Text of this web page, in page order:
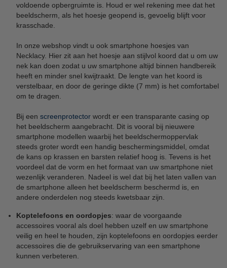
voldoende opbergruimte is. Houd er wel rekening mee dat het
beeldscherm, als het hoesje geopend is, gevoelig blijft voor
krasschade.
In onze webshop vindt u ook smartphone hoesjes van
Necklacy. Hier zit aan het hoesje aan stijlvol koord dat u om uw
nek kan doen zodat u uw smartphone altijd binnen handbereik
heeft en minder snel kwijtraakt. De lengte van het koord is
verstelbaar, en door de geringe dikte (7 mm) is het comfortabel
om te dragen.
Bij een screenprotector wordt er een transparante casing op
het beeldscherm aangebracht. Dit is vooral bij nieuwere
smartphone modellen waarbij het beeldschermoppervlak
steeds groter wordt een handig beschermingsmiddel, omdat
de kans op krassen en barsten relatief hoog is. Tevens is het
voordeel dat de vorm en het formaat van uw smartphone niet
wezenlijk veranderen. Nadeel is wel dat bij het laten vallen van
de smartphone alleen het beeldscherm beschermd is, en
andere onderdelen nog steeds kwetsbaar zijn.
Koptelefoons en oordopjes: waar de voorgaande
accessoires vooral als doel hebben uzelf en uw smartphone
veilig en heel te houden, zijn koptelefoons en oordopjes eerder
accessoires die de gebruikservaring van een smartphone
kunnen verbeteren.